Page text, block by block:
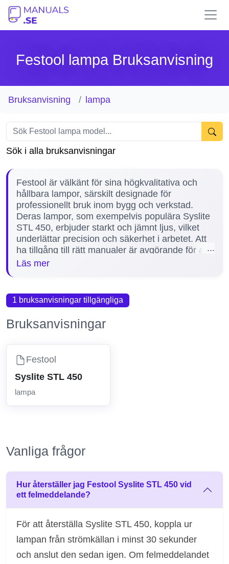
Festool lampa Bruksanvisning
Bruksanvisning lampa
Sök i alla bruksanvisningar
Festool är välkänt för sina högkvalitativa och
hållbara lampor, särskilt designade för
professionellt bruk inom bygg och verkstad.
Deras lampor, som exempelvis populära Syslite
STL 450, erbjuder starkt och jämnt ljus, vilket
underlättar precision och säkerhet i arbetet. Att
ha tillgång till rätt manualer är avgörande för att
kunna installera, använda och underhålla
på vår sida hittar du 1 manual för Festool
lampor, noggrant utvald för att hjälpa dig med
installation, felsökning och underhåll.
Läs mer
1 bruksanvisningar tillgängliga
Bruksanvisningar
Festool
Syslite STL 450
lampa
Vanliga frågor
Hur återställer jag Festool Syslite STL 450 vid
ett felmeddelande?
För att återställa Syslite STL 450, koppla ur
lampan från strömkällan i minst 30 sekunder
och anslut den sedan igen. Om felmeddelandet